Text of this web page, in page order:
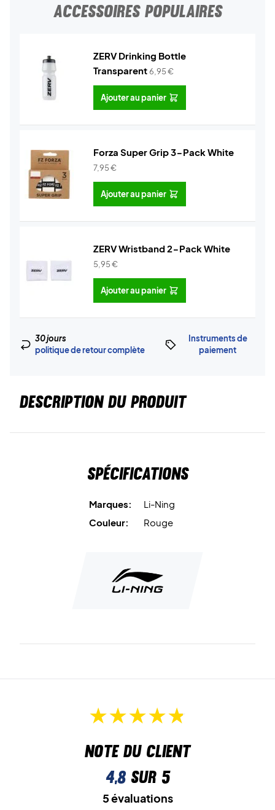
ACCESSOIRES POPULAIRES
ZERV Drinking Bottle
Transparent6,95€
Ajouter au panier
Forza Super Grip 3-Pack White
7,95€
Ajouter au panier
ZERV Wristband 2-Pack White
5,95€
Ajouter au panier
30 jours
politique de retour complète
Instruments de
paiement
DESCRIPTION DU PRODUIT
Spécifications
Marques:
Li-Ning
Couleur:
Rouge
Note du client
4,8sur 5
5 évaluations